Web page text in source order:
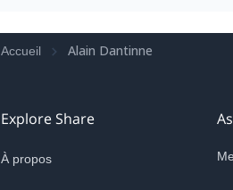
Accueil Alain Dantinne
Explore Share
À propos